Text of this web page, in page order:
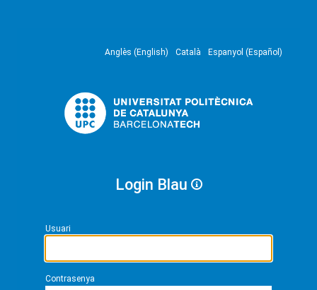
Anglès (English) Català Espanyol (Español)
Login Blau
Usuari
Contrasenya